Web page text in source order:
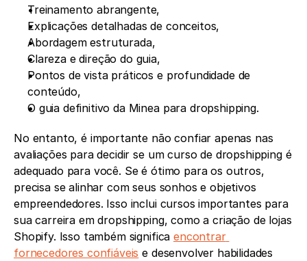
Treinamento abrangente,
Explicações detalhadas de conceitos,
Abordagem estruturada,
Clareza e direção do guia,
Pontos de vista práticos e profundidade de
conteúdo,
O guia definitivo da Minea para dropshipping.
No entanto, é importante não confiar apenas nas
avaliações para decidir se um curso de dropshipping é
adequado para você. Se é ótimo para os outros,
precisa se alinhar com seus sonhos e objetivos
empreendedores. Isso inclui cursos importantes para
sua carreira em dropshipping, como a criação de lojas
Shopify. Isso também significa encontrar
fornecedores confiáveis e desenvolver habilidades